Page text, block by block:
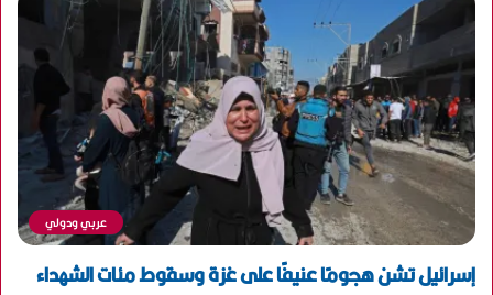
عربي ودولي
إسرائيل تشن هجومًا عنيفًا على غزة وسقوط مئات الشهداء